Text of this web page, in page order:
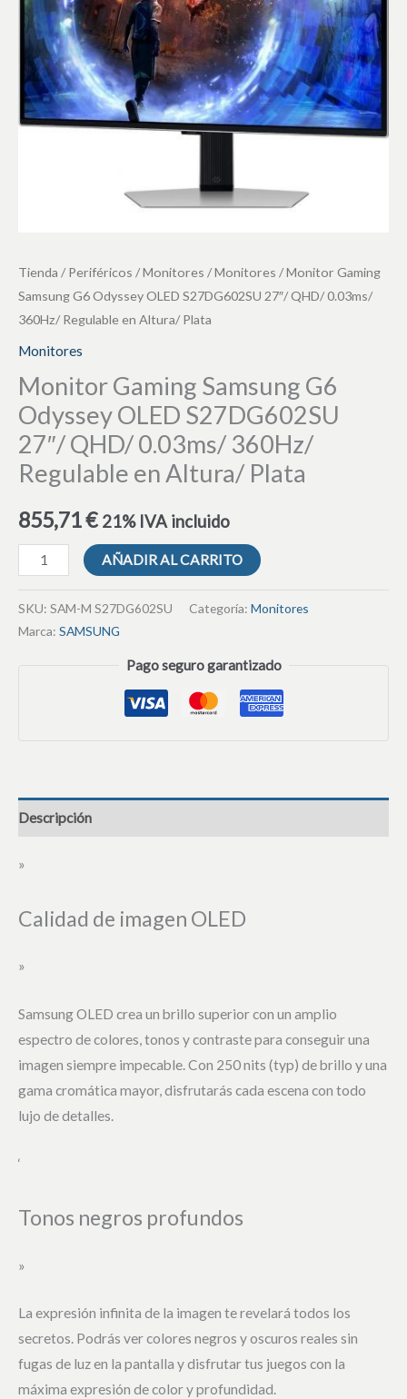
Tienda /Periféricos /Monitores /Monitores / Monitor Gaming
Samsung G6 Odyssey OLED S27DG602SU 27″/ QHD/ 0.03ms/
360Hz/ Regulable en Altura/ Plata
Monitores
Monitor Gaming Samsung G6
Odyssey OLED S27DG602SU
27″/ QHD/ 0.03ms/ 360Hz/
Regulable en Altura/ Plata
855,71€ 21% IVA incluido
S27DG602SU
27"/
QHD/
0.03ms/
360Hz/
AÑADIR AL CARRITO
SKU: SAM-M S27DG602SU Categoría: Monitores
Marca: SAMSUNG
Pago seguro garantizado
Descripción
»
Calidad de imagen OLED
»
Samsung OLED crea un brillo superior con un amplio
espectro de colores, tonos y contraste para conseguir una
imagen siempre impecable. Con 250 nits (typ) de brillo y una
gama cromática mayor, disfrutarás cada escena con todo
lujo de detalles.
‘
Tonos negros profundos
»
La expresión infinita de la imagen te revelará todos los
secretos. Podrás ver colores negros y oscuros reales sin
fugas de luz en la pantalla y disfrutar tus juegos con la
máxima expresión de color y profundidad.